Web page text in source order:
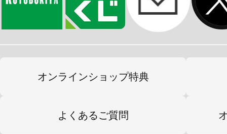
オンラインショップ特典
よくあるご質問